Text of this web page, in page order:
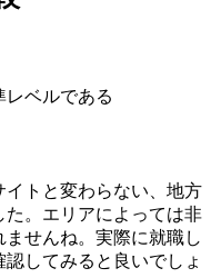
レベルである
トと変わらない、地方
。エリアによっては非
せんね。実際に就職し
してみると良いでしょ